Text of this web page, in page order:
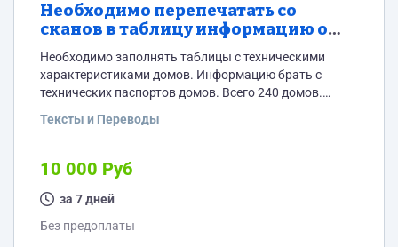
Необходимо перепечатать со
сканов в таблицу информацию о
домах
Необходимо заполнять таблицы с техническими
характеристиками домов. Информацию брать с
технических паспортов домов. Всего 240 домов.
https://drive.google.com/drive/folders/
Заполнить надо все листы. В таблицах оставлено по
три дома для примера. Пример технического
паспорта тут
M?usp=sharing
Тексты и Переводы
10 000 Руб
за 7 дней
Без предоплаты